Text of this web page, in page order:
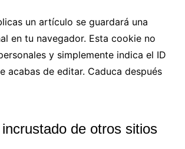
un artículo se guardará una
en tu navegador. Esta cookie no
y simplemente indica el ID
acabas de editar. Caduca después
de otros sitios